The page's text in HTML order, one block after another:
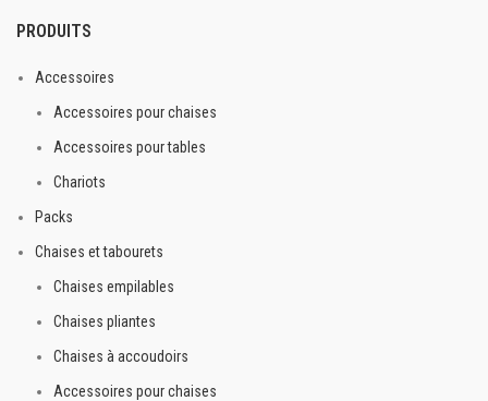
PRODUITS
Accessoires
Accessoires pour chaises
Accessoires pour tables
Chariots
Packs
Chaises et tabourets
Chaises empilables
Chaises pliantes
Chaises à accoudoirs
Accessoires pour chaises